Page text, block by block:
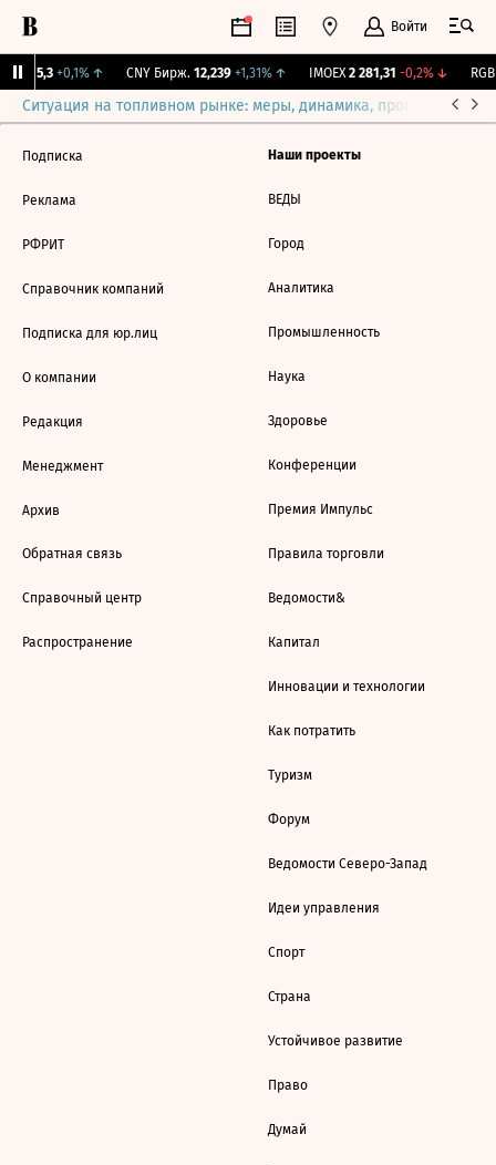
Войти
115,3 +0,1%↑ CNY Бирж. 12,239 +1,31%↑ IMOEX 2 281,31 -0,2%↓
Ситуация на топливном рынке: меры, динамика, прогнозы
Подписка
Реклама
РФРИТ
Справочник компаний
Подписка для юр.лиц
О компании
Редакция
Менеджмент
Архив
Обратная связь
Справочный центр
Распространение
Наши проекты
ВЕДЫ
Город
Аналитика
Промышленность
Наука
Здоровье
Конференции
Премия Импульс
Правила торговли
Ведомости&
Капитал
Инновации и технологии
Как потратить
Туризм
Форум
Ведомости Северо-Запад
Идеи управления
Спорт
Страна
Устойчивое развитие
Право
Думай